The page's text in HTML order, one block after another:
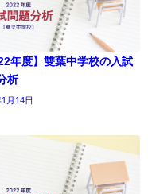
年度】雙葉中学校の入試
析
月14日